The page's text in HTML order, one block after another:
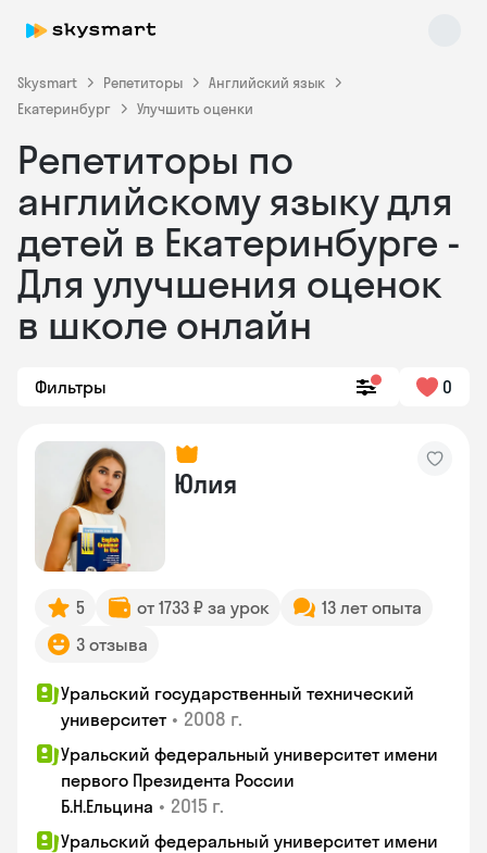
Skysmart Репетиторы
Английский язык
Екатеринбург
Улучшить оценки
Репетиторы по
английскому языку для
детей в Екатеринбурге -
Для улучшения оценок
в школе онлайн
Фильтры 0
Юлия
5 от 1733 ₽ за урок
13 лет опыта
3 отзыва
Уральский государственный технический
университет • 2008 г.
Уральский федеральный университет имени
первого Президента России
Б.Н.Ельцина • 2015 г.
Уральский федеральный университет имени